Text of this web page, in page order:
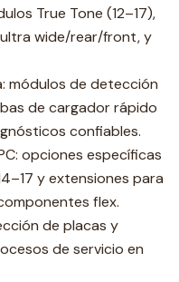
True Tone (12–17),
wide/rear/front, y
módulos de detección
de cargador rápido
confiables.
opciones específicas
y extensiones para
flex.
de placas y
de servicio en